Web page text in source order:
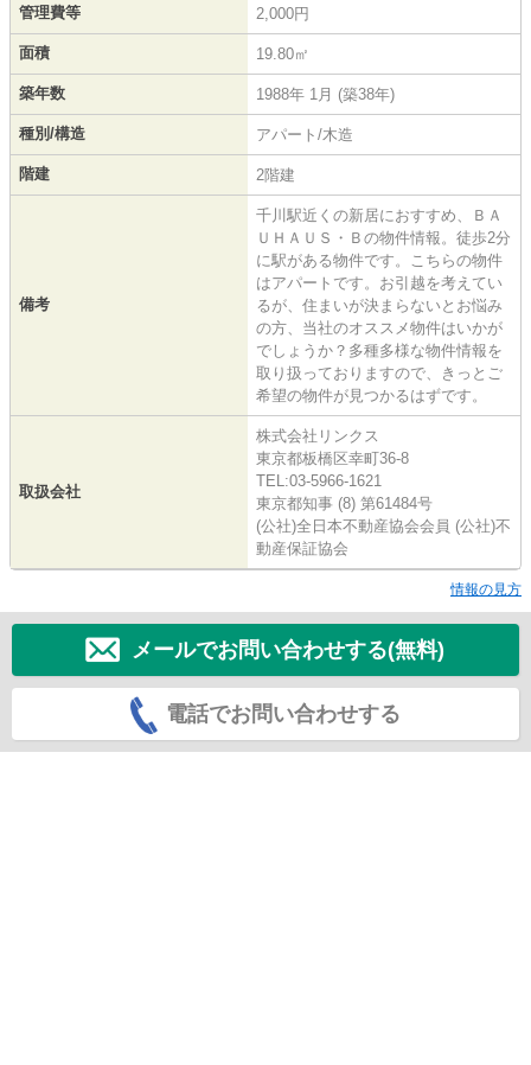
管理費等 2,000円
面積 19.80㎡
築年数 1988年 1月 (築38年)
種別/構造 アパート/木造
階建 2階建
備考
千川駅近くの新居におすすめ、ＢＡ
ＵＨＡＵＳ・Ｂの物件情報。徒歩2分
に駅がある物件です。こちらの物件
はアパートです。お引越を考えてい
るが、住まいが決まらないとお悩み
の方、当社のオススメ物件はいかが
でしょうか？多種多様な物件情報を
取り扱っておりますので、きっとご
希望の物件が見つかるはずです。
取扱会社
株式会社リンクス
東京都板橋区幸町36-8
TEL:03-5966-1621
東京都知事 (8) 第61484号
(公社)全日本不動産協会会員 (公社)不
動産保証協会
情報の見方
メールでお問い合わせする(無料)
電話でお問い合わせする